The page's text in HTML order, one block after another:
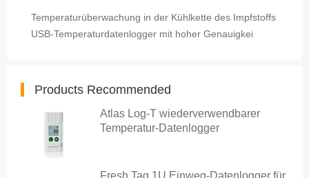
Temperaturüberwachung in der Kühlkette des Impfstoffs
USB-Temperaturdatenlogger mit hoher Genauigkei
Products Recommended
Atlas Log-T wiederverwendbarer
Temperatur-Datenlogger
Fresh Tag 1U Einweg-Datenlogger für